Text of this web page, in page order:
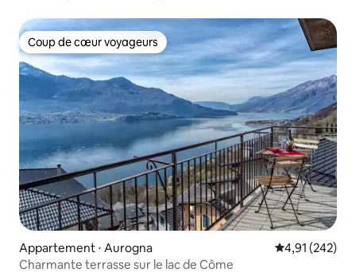
Coup de cœur voyageurs
Coup de cœur voyageurs
Appartement ⋅ Aurogna Évaluation
4,91 (242)
Charmante terrasse sur le lac de Côme